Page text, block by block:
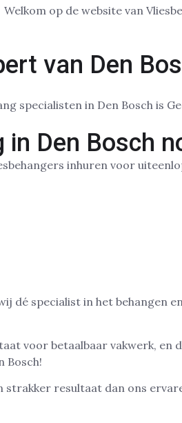
van Den
in Den Bosch
inhuren voor
dé specialist in het behangen
voor betaalbaar vakwerk,
Bosch!
resultaat dan ons